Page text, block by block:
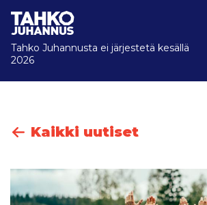
Tahko Juhannusta ei järjestetä kesällä
2026
Kaikki uutiset